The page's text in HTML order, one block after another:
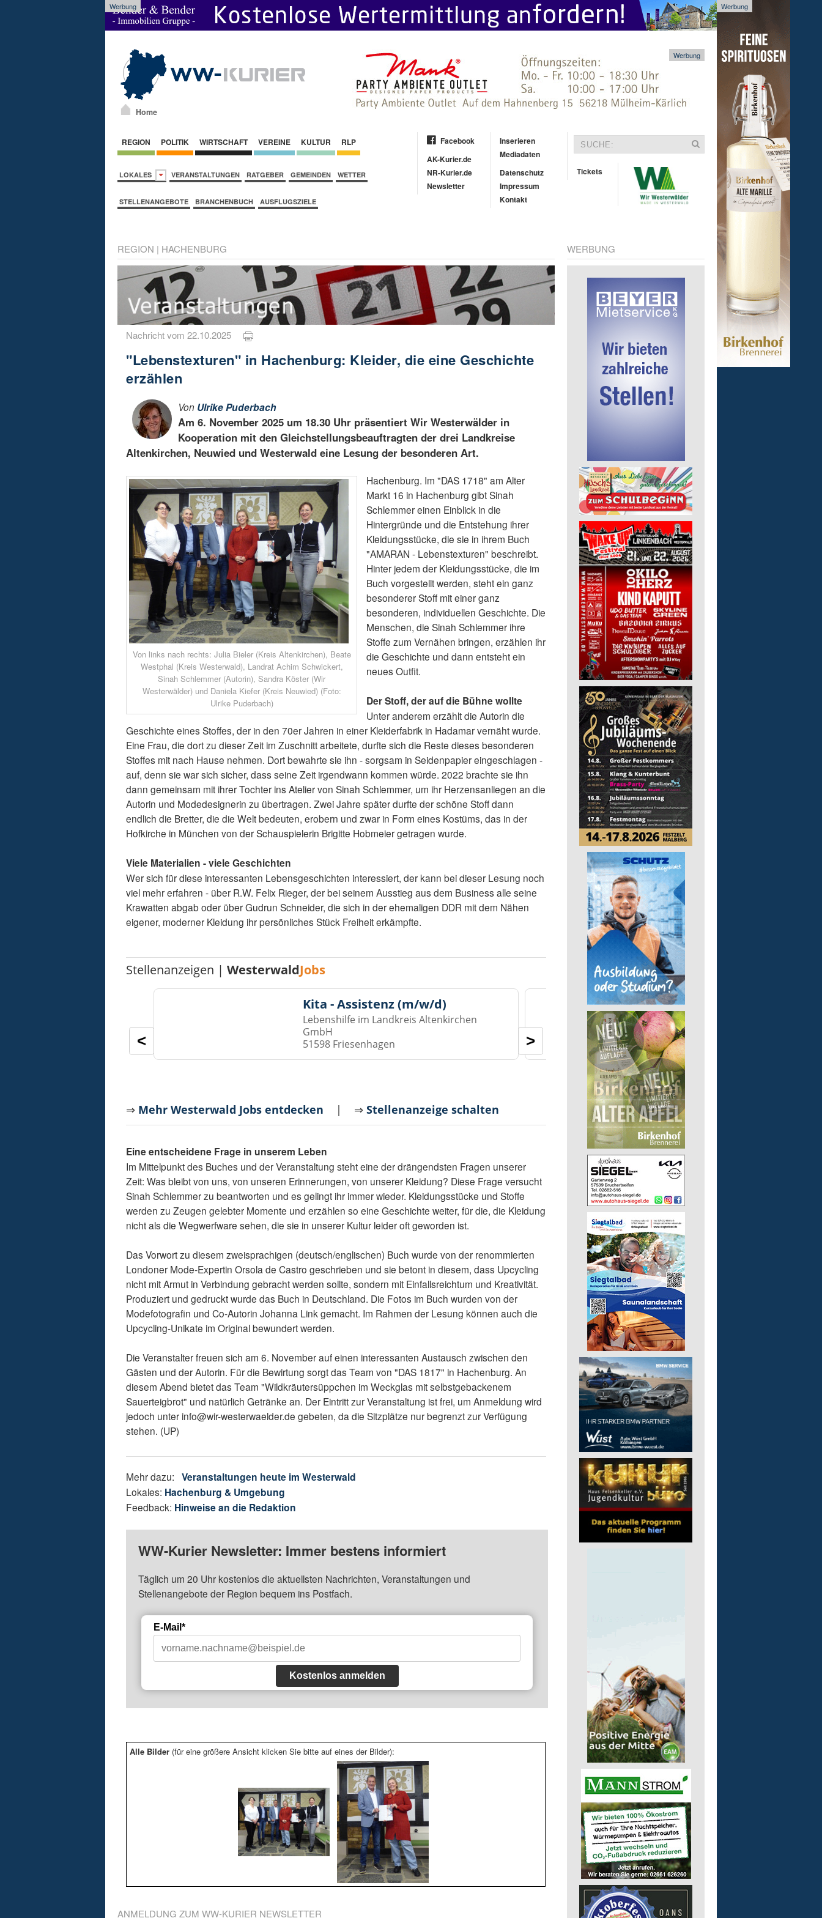
Werbung Werbung
Home
Werbung
REGION POLITIK WIRTSCHAFT VEREINE KULTUR RLP
LOKALES VERANSTALTUNGEN RATGEBER GEMEINDEN WETTER
STELLENANGEBOTE BRANCHENBUCH AUSFLUGSZIELE
Facebook
AK-Kurier.de
NR-Kurier.de
Newsletter
Inserieren
Mediadaten
Datenschutz
Impressum
Kontakt
Tickets
REGION | HACHENBURG
Nachricht vom 22.10.2025
"Lebenstexturen" in Hachenburg: Kleider, die eine Geschichte
erzählen
Von Ulrike Puderbach
Am 6. November 2025 um 18.30 Uhr präsentiert Wir Westerwälder in
Kooperation mit den Gleichstellungsbeauftragten der drei Landkreise
Altenkirchen, Neuwied und Westerwald eine Lesung der besonderen Art.
Von links nach rechts: Julia Bieler (Kreis Altenkirchen), Beate
Westphal (Kreis Westerwald), Landrat Achim Schwickert,
Sinah Schlemmer (Autorin), Sandra Köster (Wir
Westerwälder) und Daniela Kiefer (Kreis Neuwied) (Foto:
Ulrike Puderbach)
Hachenburg. Im "DAS 1718" am Alter
Markt 16 in Hachenburg gibt Sinah
Schlemmer einen Einblick in die
Hintergründe und die Entstehung ihrer
Kleidungsstücke, die sie in ihrem Buch
"AMARAN - Lebenstexturen" beschreibt.
Hinter jedem der Kleidungsstücke, die im
Buch vorgestellt werden, steht ein ganz
besonderer Stoff mit einer ganz
besonderen, individuellen Geschichte. Die
Menschen, die Sinah Schlemmer ihre
Stoffe zum Vernähen bringen, erzählen ihr
die Geschichte und dann entsteht ein
neues Outfit.
Der Stoff, der auf die Bühne wollte
Unter anderem erzählt die Autorin die
Geschichte eines Stoffes, der in den 70er Jahren in einer Kleiderfabrik in Hadamar vernäht wurde.
Eine Frau, die dort zu dieser Zeit im Zuschnitt arbeitete, durfte sich die Reste dieses besonderen
Stoffes mit nach Hause nehmen. Dort bewahrte sie ihn - sorgsam in Seidenpapier eingeschlagen -
auf, denn sie war sich sicher, dass seine Zeit irgendwann kommen würde. 2022 brachte sie ihn
dann gemeinsam mit ihrer Tochter ins Atelier von Sinah Schlemmer, um ihr Herzensanliegen an die
Autorin und Modedesignerin zu übertragen. Zwei Jahre später durfte der schöne Stoff dann
endlich die Bretter, die die Welt bedeuten, erobern und zwar in Form eines Kostüms, das in der
Hofkirche in München von der Schauspielerin Brigitte Hobmeier getragen wurde.
Viele Materialien - viele Geschichten
Wer sich für diese interessanten Lebensgeschichten interessiert, der kann bei dieser Lesung noch
viel mehr erfahren - über R.W. Felix Rieger, der bei seinem Ausstieg aus dem Business alle seine
Krawatten abgab oder über Gudrun Schneider, die sich in der ehemaligen DDR mit dem Nähen
eigener, moderner Kleidung ihr persönliches Stück Freiheit erkämpfte.
Stellenanzeigen |WesterwaldJobs
Kita - Assistenz (m/w/d)
Lebenshilfe im Landkreis Altenkirchen
GmbH
51598 Friesenhagen
Arbeitstrainer/-in (m/
Lebenshilfe im Landkreis
GmbH
57610 Altenkirchen
< >
⇒ Mehr Westerwald Jobs entdecken | ⇒Stellenanzeige schalten
Eine entscheidene Frage in unserem Leben
Im Mittelpunkt des Buches und der Veranstaltung steht eine der drängendsten Fragen unserer
Zeit: Was bleibt von uns, von unseren Erinnerungen, von unserer Kleidung? Diese Frage versucht
Sinah Schlemmer zu beantworten und es gelingt ihr immer wieder. Kleidungsstücke und Stoffe
werden zu Zeugen gelebter Momente und erzählen so eine Geschichte weiter, für die, die Kleidung
nicht als die Wegwerfware sehen, die sie in unserer Kultur leider oft geworden ist.
Das Vorwort zu diesem zweisprachigen (deutsch/englischen) Buch wurde von der renommierten
Londoner Mode-Expertin Orsola de Castro geschrieben und sie betont in diesem, dass Upcycling
nicht mit Armut in Verbindung gebracht werden sollte, sondern mit Einfallsreichtum und Kreativität.
Produziert und gedruckt wurde das Buch in Deutschland. Die Fotos im Buch wurden von der
Modefotografin und Co-Autorin Johanna Link gemacht. Im Rahmen der Lesung können auch die
Upcycling-Unikate im Original bewundert werden.
Die Veranstalter freuen sich am 6. November auf einen interessanten Austausch zwischen den
Gästen und der Autorin. Für die Bewirtung sorgt das Team von "DAS 1817" in Hachenburg. An
diesem Abend bietet das Team "Wildkräutersüppchen im Weckglas mit selbstgebackenem
Sauerteigbrot" und natürlich Getränke an. Der Eintritt zur Veranstaltung ist frei, um Anmeldung wird
jedoch unter info@wir-westerwaelder.de gebeten, da die Sitzplätze nur begrenzt zur Verfügung
stehen. (UP)
Mehr dazu:Veranstaltungen heute im Westerwald
Lokales: Hachenburg & Umgebung
Feedback: Hinweise an die Redaktion
WW-Kurier Newsletter: Immer bestens informiert
Täglich um 20 Uhr kostenlos die aktuellsten Nachrichten, Veranstaltungen und
Stellenangebote der Region bequem ins Postfach.
E-Mail*
Kostenlos anmelden
Alle Bilder (für eine größere Ansicht klicken Sie bitte auf eines der Bilder):
ANMELDUNG ZUM WW-KURIER NEWSLETTER
WERBUNG